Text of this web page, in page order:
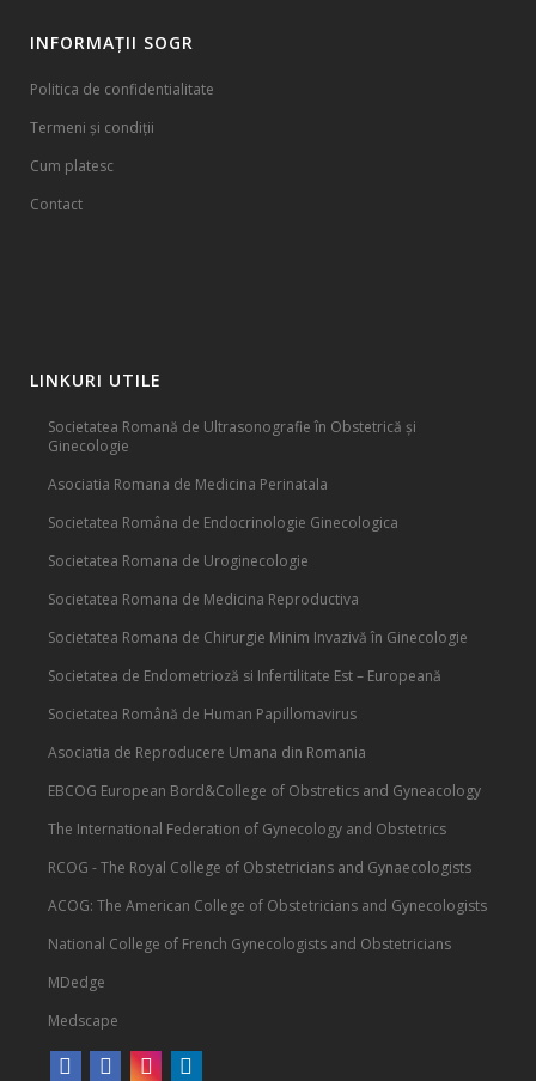
INFORMAȚII SOGR
Politica de confidentialitate
Termeni și condiții
Cum platesc
Contact
LINKURI UTILE
Societatea Romană de Ultrasonografie în Obstetrică și
Ginecologie
Asociatia Romana de Medicina Perinatala
Societatea Româna de Endocrinologie Ginecologica
Societatea Romana de Uroginecologie
Societatea Romana de Medicina Reproductiva
Societatea Romana de Chirurgie Minim Invazivă în Ginecologie
Societatea de Endometrioză si Infertilitate Est – Europeană
Societatea Română de Human Papillomavirus
Asociatia de Reproducere Umana din Romania
EBCOG European Bord&College of Obstretics and Gyneacology
The International Federation of Gynecology and Obstetrics
RCOG - The Royal College of Obstetricians and Gynaecologists
ACOG: The American College of Obstetricians and Gynecologists
National College of French Gynecologists and Obstetricians
MDedge
Medscape